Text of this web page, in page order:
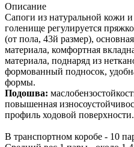
Описание
Сапоги из натуральной кожи
голенище регулируется
(от пола, 43й размер),
материала, комфортная
материала, поднаряд из
формованный подносок,
формы.
Подошва:
повышенная
профиль ходовой поверхности.
В транспортном коробе - 10